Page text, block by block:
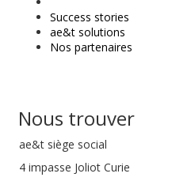
Success stories
ae&t solutions
Nos partenaires
Nous trouver
ae&t siège social
4 impasse Joliot Curie